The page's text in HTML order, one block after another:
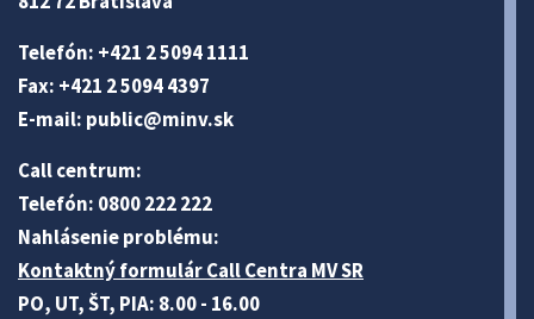
Telefón: +421 2 5094 1111
Fax: +421 2 5094 4397
E-mail: public@minv.sk
Call centrum:
Telefón: 0800 222 222
Nahlásenie problému:
Kontaktný formulár Call Centra MV SR
PO, UT, ŠT, PIA: 8.00 - 16.00